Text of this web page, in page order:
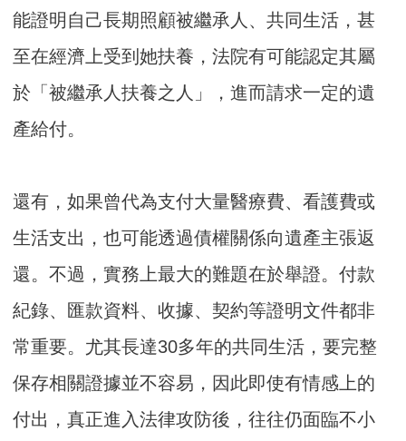
能證明自己長期照顧被繼承人、共同生活，甚
至在經濟上受到她扶養，法院有可能認定其屬
於「被繼承人扶養之人」，進而請求一定的遺
產給付。
還有，如果曾代為支付大量醫療費、看護費或
生活支出，也可能透過債權關係向遺產主張返
還。不過，實務上最大的難題在於舉證。付款
紀錄、匯款資料、收據、契約等證明文件都非
常重要。尤其長達30多年的共同生活，要完整
保存相關證據並不容易，因此即使有情感上的
付出，真正進入法律攻防後，往往仍面臨不小